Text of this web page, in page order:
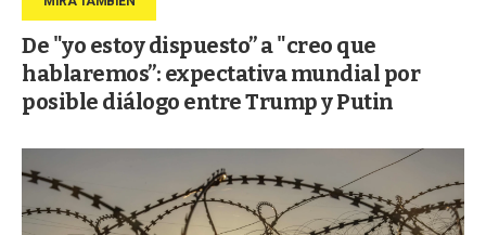
De "yo estoy dispuesto” a "creo que
hablaremos”: expectativa mundial por
posible diálogo entre Trump y Putin